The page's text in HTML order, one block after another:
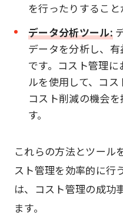
を行ったりすること
データ分析ツール:
データを分析し、
です。コスト管理
ルを使用して、コス
コスト削減の機会
す。
これらの方法とツール
スト管理を効率的に行
は、コスト管理の成功
ます。